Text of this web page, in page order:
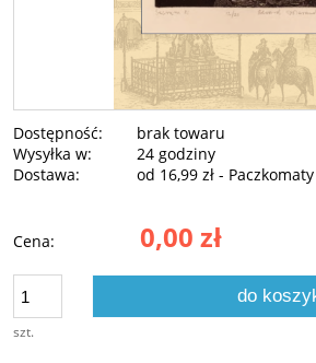
Dostępność:
brak towaru
Wysyłka w:
24 godziny
Dostawa:
od 16,99 zł -
Cena nie zawiera ewentualnych kosztów
Cena: 0,00 zł
szt.
do